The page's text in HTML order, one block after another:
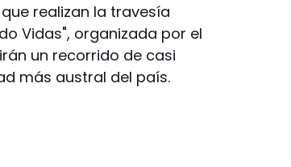
realizan la travesía
Vidas", organizada por el
un recorrido de casi
más austral del país.